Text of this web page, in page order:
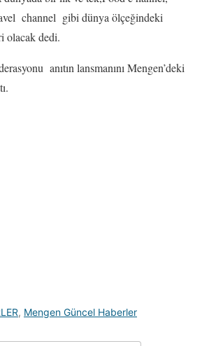
channel gibi dünya ölçeğindeki
olacak dedi.
anıtın lansmanını Mengen’deki
, Mengen Güncel Haberler